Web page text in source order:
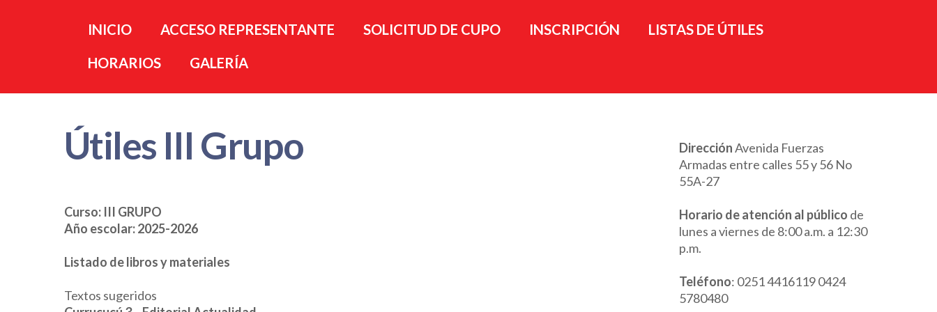
INICIO ACCESO REPRESENTANTE SOLICITUD DE CUPO INSCRIPCIÓN LISTAS DE ÚTILES
HORARIOS GALERÍA
Útiles III Grupo
Curso: III GRUPO
Año escolar: 2025-2026
Listado de libros y materiales
Textos sugeridos
DirecciónAvenida Fuerzas
Armadas entre calles 55 y 56 No
55A-27
Horario de atención al público de
lunes a viernes de 8:00 a.m. a 12:30
p.m.
Teléfono: 0251 4416119 0424
5780480